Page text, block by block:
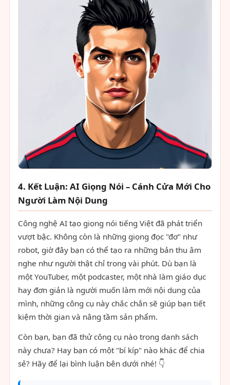
4. Kết Luận: AI Giọng Nói – Cánh Cửa Mới Cho
Người Làm Nội Dung
Công nghệ AI tạo giọng nói tiếng Việt đã phát triển
vượt bậc. Không còn là những giọng đọc "đơ" như
robot, giờ đây bạn có thể tạo ra những bản thu âm
nghe như người thật chỉ trong vài phút. Dù bạn là
một YouTuber, một podcaster, một nhà làm giáo dục
hay đơn giản là người muốn làm mới nội dung của
mình, những công cụ này chắc chắn sẽ giúp bạn tiết
kiệm thời gian và nâng tầm sản phẩm.
Còn bạn, bạn đã thử công cụ nào trong danh sách
này chưa? Hay bạn có một "bí kíp" nào khác để chia
sẻ? Hãy để lại bình luận bên dưới nhé! 👇